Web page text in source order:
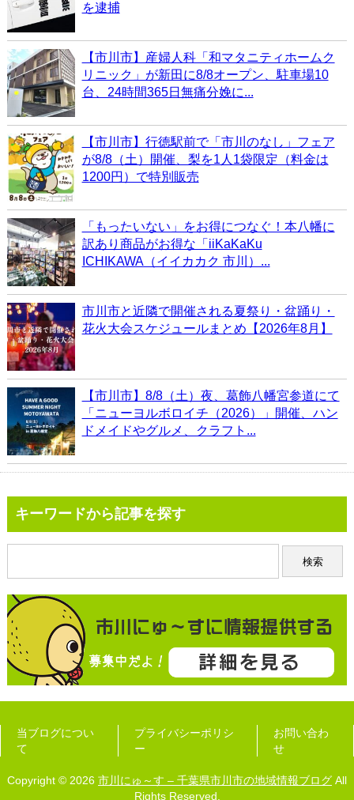
を逮捕
【市川市】産婦人科「和マタニティホームク
リニック」が新田に8/8オープン、駐車場10
台、24時間365日無痛分娩に...
【市川市】行徳駅前で「市川のなし」フェア
が8/8（土）開催、梨を1人1袋限定（料金は
1200円）で特別販売
「もったいない」をお得につなぐ！本八幡に
訳あり商品がお得な「iiKaKaKu
ICHIKAWA（イイカカク 市川）...
市川市と近隣で開催される夏祭り・盆踊り・
花火大会スケジュールまとめ【2026年8月】
【市川市】8/8（土）夜、葛飾八幡宮参道にて
「ニューヨルボロイチ（2026）」開催、ハン
ドメイドやグルメ、クラフト...
キーワードから記事を探す
当ブログについ
て
プライバシーポリシ
ー
お問い合わ
せ
Copyright © 2026 市川にゅ～す – 千葉県市川市の地域情報ブログ All
Rights Reserved.